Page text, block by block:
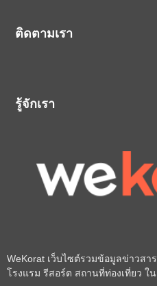
ติดตามเรา
รู้จักเรา
WeKorat เว็บไซต์รวมข้อมูลข่าวส
โรงแรม รีสอร์ต สถานที่ท่องเที่ยว ใ